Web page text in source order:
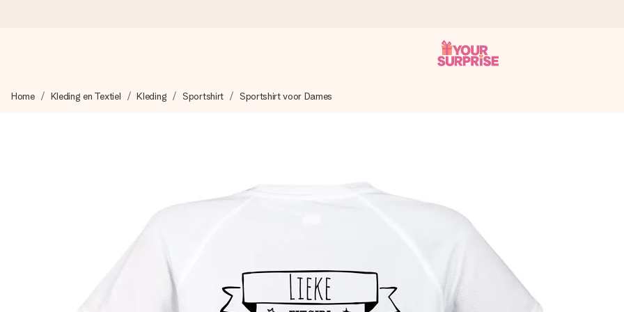
We maken jouw cadeau met zorg en zorgen dat het razendsnel onderweg is - zodat jij kunt geven op precies het juiste moment,
Gratis wenskaartje
Je maakt in een paar stappen iets unieks – met haar naam, jullie foto of een boodschap die raakt. Zonder gedoe, maar met alle
Home Kleding en Textiel Kleding Sportshirt Sportshirt voor Dames